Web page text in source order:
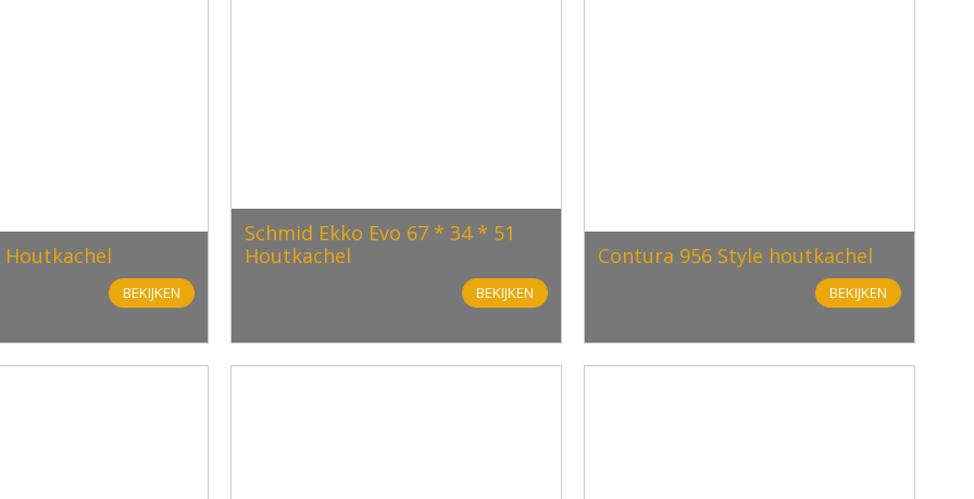
Houtkachel
BEKIJKEN
Schmid Ekko Evo 67 * 34 * 51
Houtkachel
BEKIJKEN
Contura 956 Style houtkachel
BEKIJKEN